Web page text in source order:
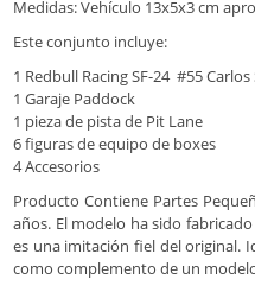
Medidas: Vehículo 13x5x3 cm
Este conjunto incluye:
1 Redbull Racing SF-24 #55
1 Garaje Paddock
1 pieza de pista de Pit Lane
6 figuras de equipo de boxes
4 Accesorios
Producto Contiene Partes
años. El modelo ha sido
es una imitación fiel del original.
como complemento de un